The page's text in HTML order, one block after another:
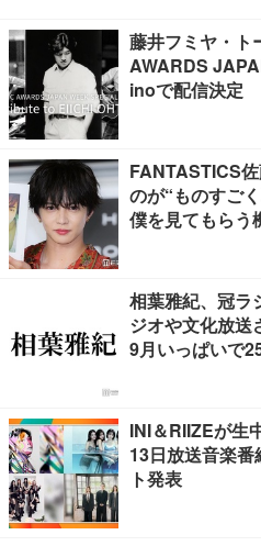
藤井フミヤ・ト
AWARDS
inoで配信決定
FANTASTICS
のが“ものすご
僕を見てもらう
相葉雅紀、冠ラ
ジオや文化放送
9月いっぱいで
INI＆RIIZEが生
13日放送音楽
ト発表